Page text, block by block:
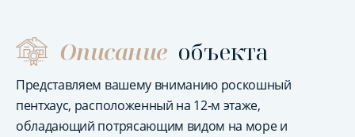
Описание объекта
Представляем вашему вниманию роскошный
пентхаус, расположенный на 12-м этаже,
обладающий потрясающим видом на море и